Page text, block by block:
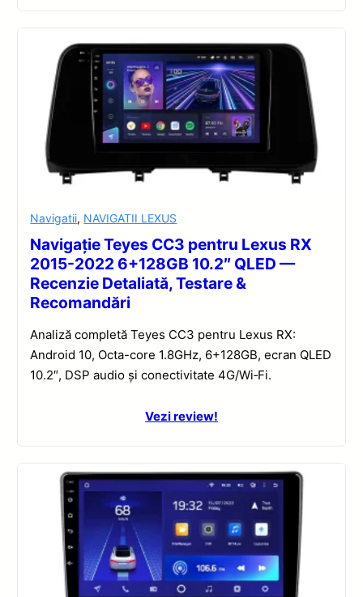
Navigatii, NAVIGATII LEXUS
Navigație Teyes CC3 pentru Lexus RX
2015-2022 6+128GB 10.2″ QLED —
Recenzie Detaliată, Testare &
Recomandări
Analiză completă Teyes CC3 pentru Lexus RX:
Android 10, Octa-core 1.8GHz, 6+128GB, ecran QLED
10.2″, DSP audio și conectivitate 4G/Wi‑Fi.
Vezi review!